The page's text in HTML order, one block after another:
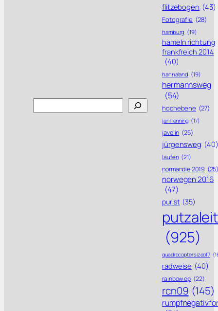
flitzebogen (43)
Fotografie (28)
hamburg (19)
hameln richtung
frankfreich 2014
(40)
hannaland (19)
hermannsweg
(54)
hochebene (27)
jan henning (17)
javelin (25)
jürgensweg (40)
laufen (21)
normandie 2019
norwegen 2016
(47)
purist (35)
putzaleit
(925)
quadrocoptersizeof7
radweise (40)
rainbow ep (22)
rcn09 (145)